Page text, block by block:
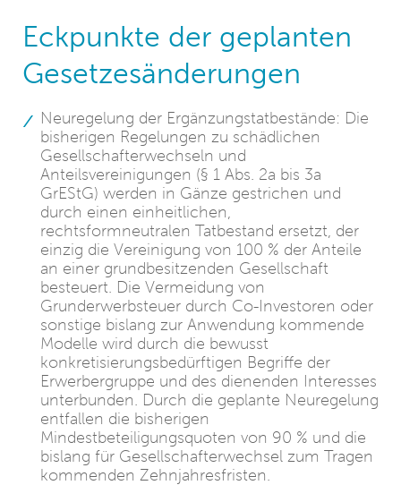
Eckpunkte der geplanten
Gesetzesänderungen
Neuregelung der Ergänzungstatbestände: Die
bisherigen Regelungen zu schädlichen
Gesellschafterwechseln und
Anteilsvereinigungen (§ 1 Abs. 2a bis 3a
GrEStG) werden in Gänze gestrichen und
durch einen einheitlichen,
rechtsformneutralen Tatbestand ersetzt, der
einzig die Vereinigung von 100 % der Anteile
an einer grundbesitzenden Gesellschaft
besteuert. Die Vermeidung von
Grunderwerbsteuer durch Co-Investoren oder
sonstige bislang zur Anwendung kommende
Modelle wird durch die bewusst
konkretisierungsbedürftigen Begriffe der
Erwerbergruppe und des dienenden Interesses
unterbunden. Durch die geplante Neuregelung
entfallen die bisherigen
Mindestbeteiligungsquoten von 90 % und die
bislang für Gesellschafterwechsel zum Tragen
kommenden Zehnjahresfristen.